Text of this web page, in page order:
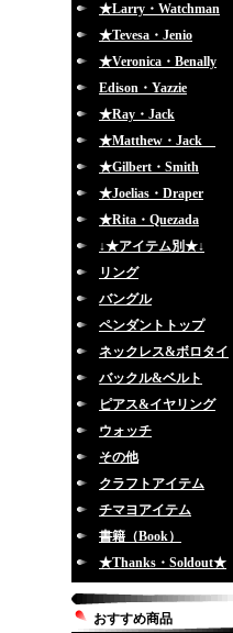
★Larry・Watchman
★Tevesa・Jenio
★Veronica・Benally
Edison・Yazzie
★Ray・Jack
★Matthew・Jack
★Gilbert・Smith
★Joelias・Draper
★Rita・Quezada
↓★アイテム別★↓
リング
バングル
ペンダントトップ
ネックレス&ボロタイ
バックル&ベルト
ピアス&イヤリング
ウォッチ
その他
クラフトアイテム
チマヨアイテム
書籍（Book）
★Thanks・Soldout★
おすすめ商品